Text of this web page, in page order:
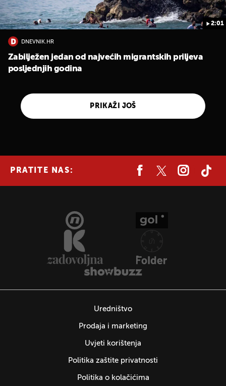
2:01
DNEVNIK.HR
Zabilježen jedan od najvećih migrantskih priljeva
posljednjih godina
PRIKAŽI JOŠ
PRATITE NAS:
Uredništvo
Prodaja i marketing
Uvjeti korištenja
Politika zaštite privatnosti
Politika o kolačićima